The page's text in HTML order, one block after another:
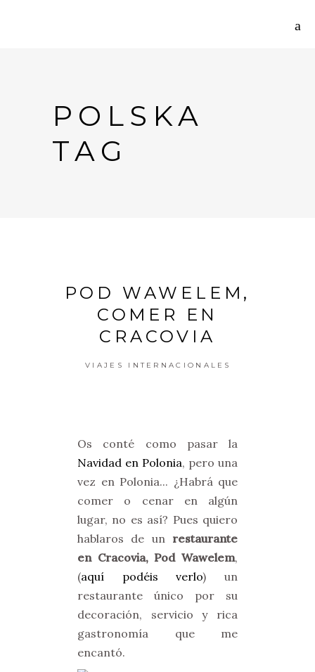
POLSKA
TAG
POD WAWELEM,
COMER EN
CRACOVIA
VIAJES INTERNACIONALES
Os conté como pasar la
Navidad en Polonia, pero una
vez en Polonia... ¿Habrá que
comer o cenar en algún
lugar, no es así? Pues quiero
hablaros de un restaurante
en Cracovia, Pod Wawelem,
(aquí podéis verlo) un
restaurante único por su
decoración, servicio y rica
gastronomía que me
encantó.